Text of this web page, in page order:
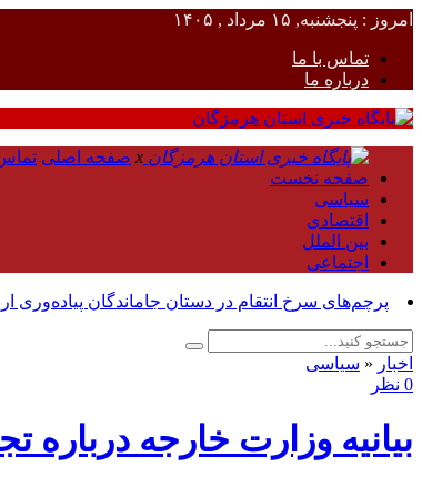
امروز : پنجشنبه, ۱۵ مرداد , ۱۴۰۵
تماس با ما
درباره ما
x صفحه اصلی
صفحه نخست
سیاسی
اقتصادی
بین الملل
اجتماعی
پرچم‌های سرخ انتقام در دستان جاماندگان پیاده‌وری
اخبار « سیاسی
0 نظر
بیانیه وزارت خارجه